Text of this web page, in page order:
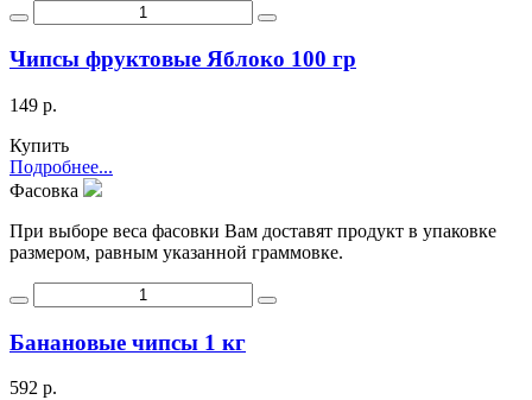
Чипсы фруктовые Яблоко 100 гр
149 р.
Купить
Подробнее...
Фасовка
При выборе веса фасовки Вам доставят продукт в упаковке
размером, равным указанной граммовке.
Банановые чипсы 1 кг
592 р.